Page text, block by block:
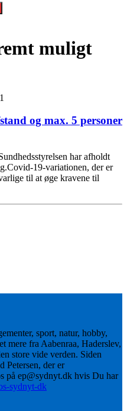
muligt
og max. 5 personer
har afholdt
19-variationen, der er
til at øge kravene til
sport, natur, hobby,
mere fra Aabenraa, Haderslev,
store vide verden. Siden
Petersen, der er
på ep@sydnyt.dk hvis Du har
sydnyt-dk